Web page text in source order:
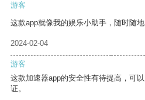
游客
这款app就像我的娱乐小助手，随时随地
2024-02-04
游客
这款加速器app的安全性有待提高，可
证。